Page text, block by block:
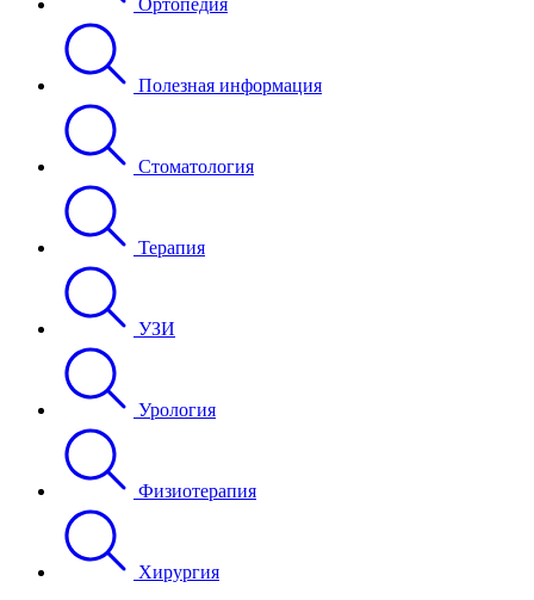
Полезная информация
Стоматология
Терапия
УЗИ
Урология
Физиотерапия
Хирургия